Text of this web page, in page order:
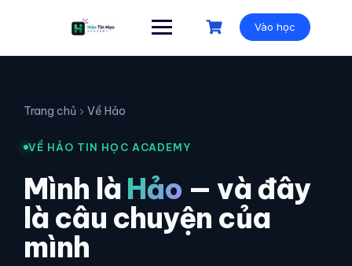
Vào học
Trang chủ Về Hảo
VỀ HẢO TIN HỌC ACADEMY
Mình làHảo — và đây
là câu chuyện của
mình